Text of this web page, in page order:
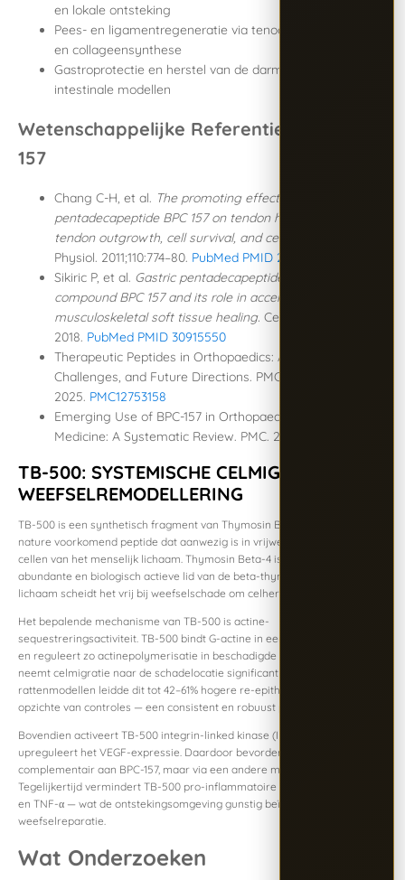
en lokale ontsteking
Pees- en ligamentregeneratie via tenocytenproliferatie
en collageensynthese
Gastroprotectie en herstel van de darmwand in gastro-
intestinale modellen
Wetenschappelijke Referenties — BPC-
157
Chang C-H, et al. The promoting effect of
pentadecapeptide BPC 157 on tendon healing involves
tendon outgrowth, cell survival, and cell migration.
Physiol. 2011;110:774–80. PubMed PMID 21030672
Sikiric P, et al. Gastric pentadecapeptide body protection
compound BPC 157 and its role in accelerating
musculoskeletal soft tissue healing. Cell Tissue Res.
2018. PubMed PMID 30915550
Therapeutic Peptides in Orthopaedics: Applications,
Challenges, and Future Directions. PMC.
2025. PMC12753158
Emerging Use of BPC-157 in Orthopaedic Sports
Medicine: A Systematic Review. PMC. 2024.
TB-500: SYSTEMISCHE CELMIGRATIE EN
WEEFSELREMODELLERING
TB-500 is een synthetisch fragment van Thymosin Beta-4 — een van
nature voorkomend peptide dat aanwezig is in vrijwel alle gekernde
cellen van het menselijk lichaam. Thymosin Beta-4 is het meest
abundante en biologisch actieve lid van de beta-thymosinefamilie. Het
lichaam scheidt het vrij bij weefselschade om celherstel te initiëren.
Het bepalende mechanisme van TB-500 is actine-
sequestreringsactiviteit. TB-500 bindt G-actine in een verhouding van 1:1
en reguleert zo actinepolymerisatie in beschadigde cellen. Daardoor
neemt celmigratie naar de schadelocatie significant toe. In
rattenmodellen leidde dit tot 42–61% hogere re-epithelialisatie ten
opzichte van controles — een consistent en robuust preklinisch resultaat.
Bovendien activeert TB-500 integrin-linked kinase (ILK)-signaalroutes en
upreguleert het VEGF-expressie. Daardoor bevordert het angiogenese
complementair aan BPC-157, maar via een andere moleculaire route.
Tegelijkertijd vermindert TB-500 pro-inflammatoire cytokinen zoals IL-6
en TNF-α — wat de ontstekingsomgeving gunstig beïnvloedt voor
weefselreparatie.
Wat Onderzoeken